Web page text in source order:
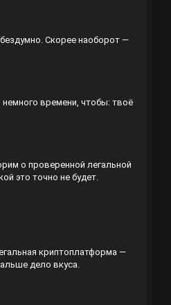
Скорее наоборот —
времени, чтобы: твоё
о проверенной легальной
это точно не будет.
криптоплатформа —
дело вкуса.